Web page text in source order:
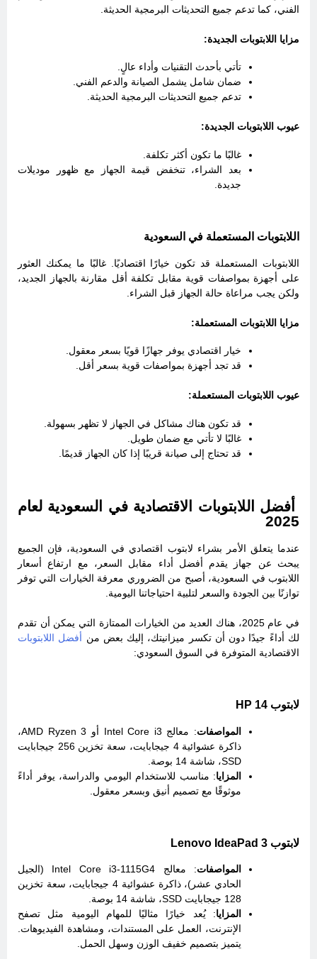
الفني، كما تدعم جميع التحديثات البرمجية الحديثة.
مزايا اللابتوبات الجديدة:
تأتي بأحدث التقنيات وأداء عالٍ.
ضمان شامل يشمل الصيانة والدعم الفني.
تدعم جميع التحديثات البرمجية الحديثة.
عيوب اللابتوبات الجديدة:
غالبًا ما تكون أكثر تكلفة.
بعد الشراء، تنخفض قيمة الجهاز مع ظهور موديلات
جديدة.
اللابتوبات المستعملة في السعودية
اللابتوبات المستعملة قد تكون خيارًا اقتصاديًا. غالبًا ما يمكنك العثور
على أجهزة بمواصفات قوية مقابل تكلفة أقل مقارنة بالجهاز الجديد،
ولكن يجب مراعاة حالة الجهاز قبل الشراء.
مزايا اللابتوبات المستعملة:
خيار اقتصادي يوفر جهازًا قويًا بسعر معقول.
قد تجد أجهزة بمواصفات قوية بسعر أقل.
عيوب اللابتوبات المستعملة:
قد تكون هناك مشاكل في الجهاز لا تظهر بسهولة.
غالبًا لا تأتي مع ضمان طويل.
قد تحتاج إلى صيانة قريبًا إذا كان الجهاز قديمًا.
أفضل اللابتوبات الاقتصادية في السعودية لعام
2025
عندما يتعلق الأمر بشراء لابتوب اقتصادي في السعودية، فإن الجميع
يبحث عن جهاز يقدم أفضل أداء مقابل السعر، مع ارتفاع أسعار
اللابتوب في السعودية، أصبح من الضروري معرفة الخيارات التي توفر
توازنًا بين الجودة والسعر لتلبية احتياجاتنا اليومية.
في عام 2025، هناك العديد من الخيارات الممتازة التي يمكن أن تقدم
لك أداءً جيدًا دون أن تكسر ميزانيتك، إليك بعض من أفضل اللابتوبات
الاقتصادية المتوفرة في السوق السعودي:
لابتوب HP 14
المواصفات
: معالج Intel Core i3 أو AMD Ryzen 3،
ذاكرة عشوائية 4 جيجابايت، سعة تخزين 256 جيجابايت
SSD، شاشة 14 بوصة.
المزايا: مناسب للاستخدام اليومي والدراسة، يوفر أداءً
موثوقًا مع تصميم أنيق وبسعر معقول.
لابتوب Lenovo IdeaPad 3
المواصفات
: معالج Intel Core i3-1115G4 (الجيل
الحادي عشر)، ذاكرة عشوائية 4 جيجابايت، سعة تخزين
128 جيجابايت SSD، شاشة 14 بوصة.
المزايا: يُعد خيارًا مثاليًا للمهام اليومية مثل تصفح
الإنترنت، العمل على المستندات، ومشاهدة الفيديوهات.
يتميز بتصميم خفيف الوزن وسهل الحمل.